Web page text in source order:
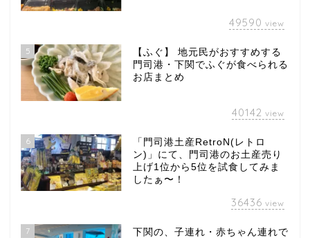
49590 view
5
【ふぐ】 地元民がおすすめする
門司港・下関でふぐが食べられる
お店まとめ
40142 view
6
「門司港土産RetroN(レトロ
ン)」にて、門司港のお土産売り
上げ1位から5位を試食してみま
したぁ〜！
36436 view
7
下関の、子連れ・赤ちゃん連れで